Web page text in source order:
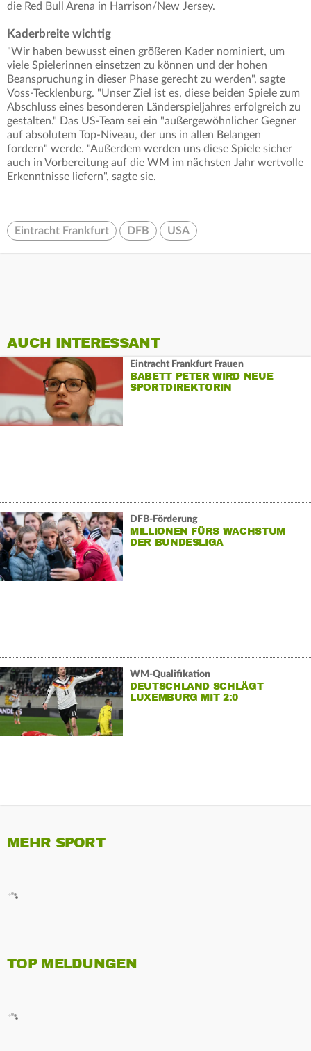
die Red Bull Arena in Harrison/New Jersey.
Kaderbreite wichtig
"Wir haben bewusst einen größeren Kader nominiert, um
viele Spielerinnen einsetzen zu können und der hohen
Beanspruchung in dieser Phase gerecht zu werden", sagte
Voss-Tecklenburg. "Unser Ziel ist es, diese beiden Spiele zum
Abschluss eines besonderen Länderspieljahres erfolgreich zu
gestalten." Das US-Team sei ein "außergewöhnlicher Gegner
auf absolutem Top-Niveau, der uns in allen Belangen
fordern" werde. "Außerdem werden uns diese Spiele sicher
auch in Vorbereitung auf die WM im nächsten Jahr wertvolle
Erkenntnisse liefern", sagte sie.
Eintracht Frankfurt DFB USA
AUCH INTERESSANT
Eintracht Frankfurt Frauen
BABETT PETER WIRD NEUE
SPORTDIREKTORIN
DFB-Förderung
MILLIONEN FÜRS WACHSTUM
DER BUNDESLIGA
WM-Qualifikation
DEUTSCHLAND SCHLÄGT
LUXEMBURG MIT 2:0
MEHR SPORT
TOP MELDUNGEN